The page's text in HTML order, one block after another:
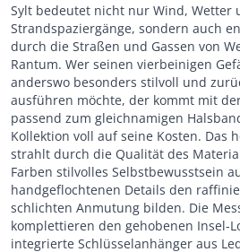
Sylt bedeutet nicht nur Wind, Wetter
Strandspaziergänge, sondern auch
durch die Straßen und Gassen von
Rantum. Wer seinen vierbeinigen
anderswo besonders stilvoll und
ausführen möchte, der kommt mit
passend zum gleichnamigen
Kollektion voll auf seine Kosten. Das
strahlt durch die Qualität des
Farben stilvolles Selbstbewusstsein
handgeflochtenen Details den
schlichten Anmutung bilden. Die
komplettieren den gehobenen Insel-
integrierte Schlüsselanhänger aus